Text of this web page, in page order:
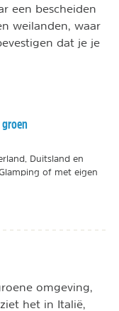
een bescheiden
weilanden, waar
dat je je
Duitsland en
of met eigen
omgeving,
het in Italië,